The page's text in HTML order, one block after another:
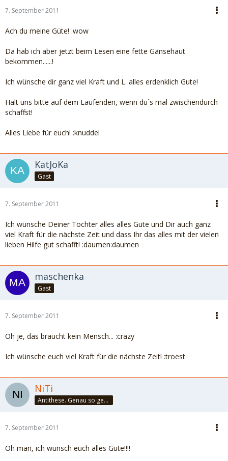
7. September 2011
Ach du meine Güte! :wow
Da hab ich aber jetzt beim Lesen eine fette Gänsehaut
bekommen......!
Ich wünsche dir ganz viel Kraft und L. alles erdenklich Gute!
Halt uns bitte auf dem Laufenden, wenn du´s mal zwischendurch
schaffst!
Alles Liebe für euch! :knuddel
KatJoKa
Gast
7. September 2011
Ich wünsche Deiner Tochter alles alles Gute und Dir auch ganz
viel Kraft für die nächste Zeit und dass Ihr das alles mit der vielen
lieben Hilfe gut schafft! :daumen:daumen
maschenka
Gast
7. September 2011
Oh je, das braucht kein Mensch... :crazy
Ich wünsche euch viel Kraft für die nächste Zeit! :troest
NiTi
Antithese. Genau so geht das. Und halbier dir doch mal!
7. September 2011
Oh man, ich wünsch euch alles Gute!!!!